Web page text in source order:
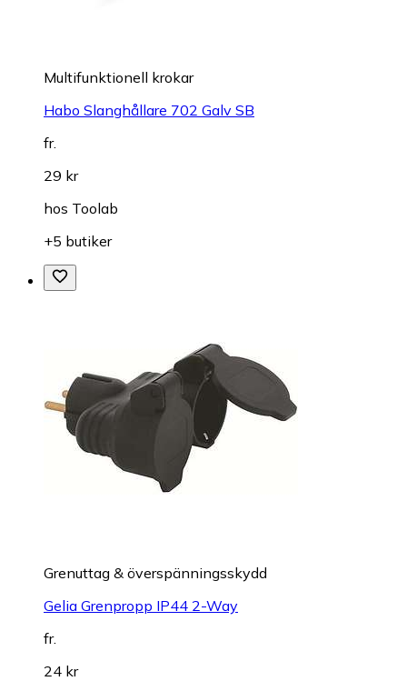
Multifunktionell krokar
Habo Slanghållare 702 Galv SB
fr.
29 kr
hos Toolab
+5 butiker
Grenuttag & överspänningsskydd
Gelia Grenpropp IP44 2-Way
fr.
24 kr